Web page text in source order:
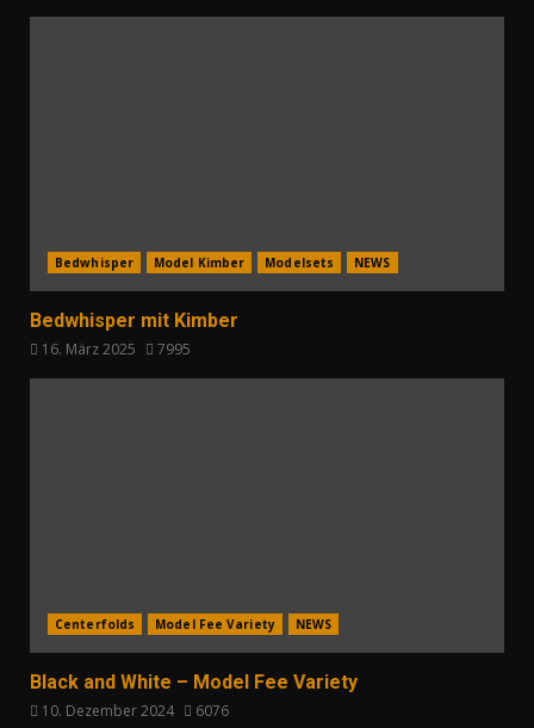
Bedwhisper Model Kimber Modelsets NEWS
Bedwhisper mit Kimber
16. März 2025 7995
Centerfolds Model Fee Variety NEWS
Black and White – Model Fee Variety
10. Dezember 2024 6076